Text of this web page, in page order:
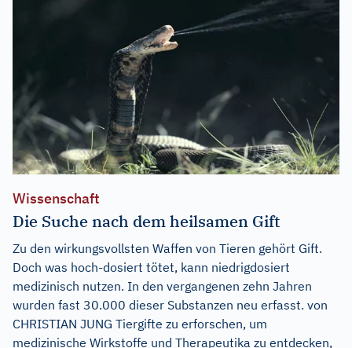
Wissenschaft
Die Suche nach dem heilsamen Gift
Zu den wirkungsvollsten Waffen von Tieren gehört Gift.
Doch was hoch-dosiert tötet, kann niedrigdosiert
medizinisch nutzen. In den vergangenen zehn Jahren
wurden fast 30.000 dieser Substanzen neu erfasst. von
CHRISTIAN JUNG Tiergifte zu erforschen, um
medizinische Wirkstoffe und Therapeutika zu entdecken,